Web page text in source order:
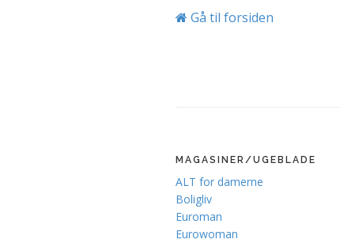
Gå til forsiden
MAGASINER/UGEBLADE
ALT for damerne
Boligliv
Euroman
Eurowoman